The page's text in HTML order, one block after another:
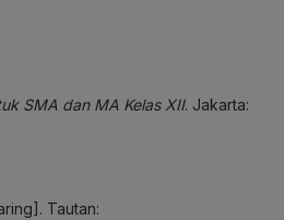
SMA dan MA Kelas XII. Jakarta:
Tautan: